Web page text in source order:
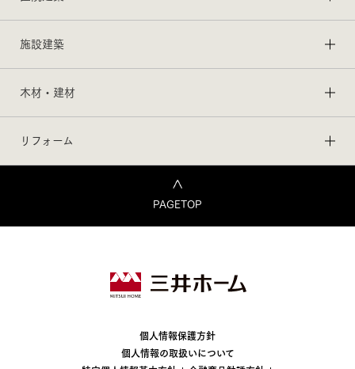
施設建築
木材・建材
リフォーム
PAGETOP
個人情報保護方針
個人情報の取扱いについて